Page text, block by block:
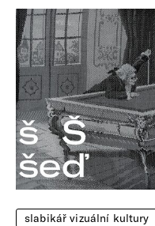
slabikář vizuální kultury